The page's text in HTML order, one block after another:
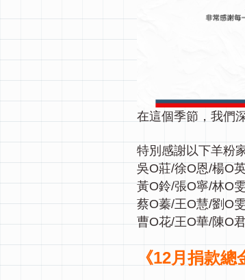
在這個季節，我們
特別感謝以下羊粉
吳O莊/徐O恩/楊O
黃O鈴/張O寧/林O
蔡O蓁/王O慧/劉O
曹O花/王O華/陳O
《12月捐款總